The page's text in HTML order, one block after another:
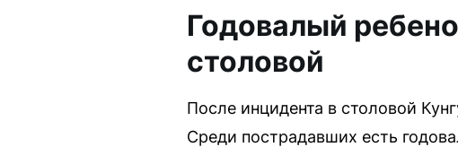
Годовалый
столовой
После инцидента в столовой
Среди пострадавших есть